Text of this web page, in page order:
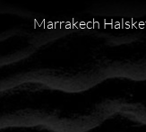
Marrakech